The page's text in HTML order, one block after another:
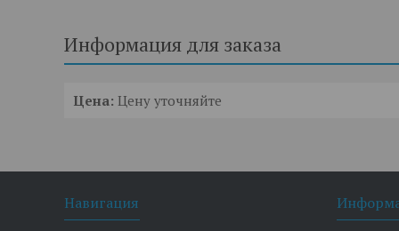
Информация для заказа
Цена: Цену уточняйте
Навигация